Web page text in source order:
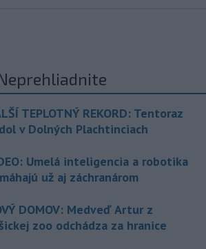
TEPLOTNÝ REKORD: Tentoraz
v Dolných Plachtinciach
Umelá inteligencia a robotika
už aj záchranárom
DOMOV: Medveď Artur z
zoo odchádza za hranice